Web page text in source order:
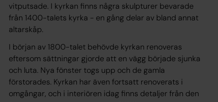
vitputsade. I kyrkan finns några skulpturer bevarade
från 1400-talets kyrka - en gång delar av bland annat
altarskåp.
I början av 1800-talet behövde kyrkan renoveras
eftersom sättningar gjorde att en vägg började sjunka
och luta. Nya fönster togs upp och de gamla
förstorades. Kyrkan har även fortsatt renoverats i
omgångar, och i interiören idag finns detaljer från den